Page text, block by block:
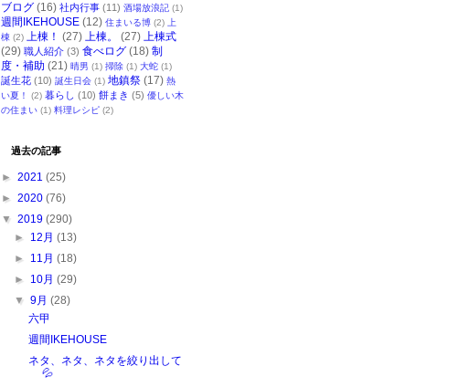
ブログ (16) 社内行事 (11) 酒場放浪記 (1)
週間IKEHOUSE (12) 住まいる博 (2)
上
棟 (2) 上棟！ (27) 上棟。 (27) 上棟式
(29) 職人紹介 (3) 食べログ (18) 制
度・補助 (21) 晴男 (1) 掃除 (1) 大蛇 (1)
誕生花 (10) 誕生日会 (1) 地鎮祭 (17) 熱
い夏！
(2) 暮らし (10) 餅まき (5) 優しい木
の住まい (1) 料理レシピ (2)
過去の記事
► 2021 (25)
► 2020 (76)
▼ 2019 (290)
► 12月 (13)
► 11月 (18)
► 10月 (29)
▼ 9月 (28)
六甲
週間IKEHOUSE
ネタ、ネタ、ネタを絞り出して
💦